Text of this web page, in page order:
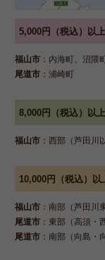
5,000円（税込）以
福山市：内海町、沼隈
尾道市：浦崎町
8,000円（税込）以
福山市：西部（芦田川
10,000円（税込）
福山市：南部（芦田川
尾道市：東部（高須・
尾道市：南部（向島・